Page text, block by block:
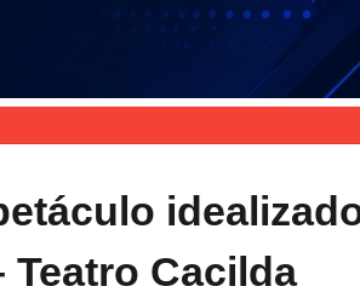
Cacilda